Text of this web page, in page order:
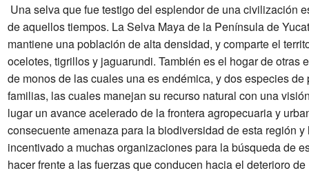
Una selva que fue testigo del esplendor de una civilización
de aquellos tiempos. La Selva Maya de la Península de
mantiene una población de alta densidad, y comparte el
ocelotes, tigrillos y jaguarundi. También es el hogar de
de monos de las cuales una es endémica, y dos especies
familias, las cuales manejan su recurso natural con una
lugar un avance acelerado de la frontera agropecuaria y
consecuente amenaza para la biodiversidad de esta región
incentivado a muchas organizaciones para la búsqueda de
hacer frente a las fuerzas que conducen hacia el deterioro